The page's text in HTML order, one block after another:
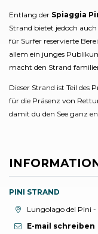
Entlang der Spiaggia
Strand bietet jedoch
für Surfer reservierte
allem ein junges
macht den Strand
Dieser Strand ist Teil des
für die Präsenz von
damit du den See ganz
PINI STRAND
aria.location:
Lungolago dei Pini -
E-mail schreiben